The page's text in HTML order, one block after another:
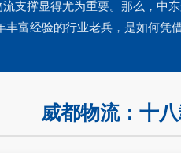
支撑显得尤为重要。那么，中
富经验的行业老兵，是如何凭
威都物流：十